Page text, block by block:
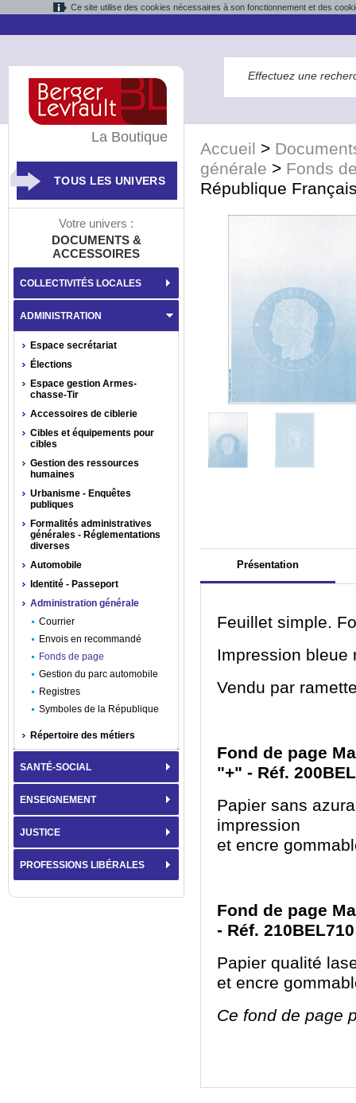
Ce site utilise des cookies nécessaires à son fonctionnement et des
Accueil >
générale > Fonds
République
Présentation
Feuillet simple.
Impression bleue
Vendu par
Fond de page
"+" - Réf.
Papier sans
impression
et encre
Fond de page
- Réf. 210BEL710
Papier qualité
et encre
Ce fond de page
La Boutique
TOUS LES UNIVERS
Votre univers :
DOCUMENTS &
ACCESSOIRES
COLLECTIVITÉS LOCALES
ADMINISTRATION
Espace secrétariat
Élections
Espace gestion Armes-
chasse-Tir
Accessoires de ciblerie
Cibles et équipements pour
cibles
Gestion des ressources
humaines
Urbanisme - Enquêtes
publiques
Formalités administratives
générales - Réglementations
diverses
Automobile
Identité - Passeport
Administration générale
Courrier
Envois en recommandé
Fonds de page
Gestion du parc automobile
Registres
Symboles de la République
Répertoire des métiers
SANTÉ-SOCIAL
ENSEIGNEMENT
JUSTICE
PROFESSIONS LIBÉRALES